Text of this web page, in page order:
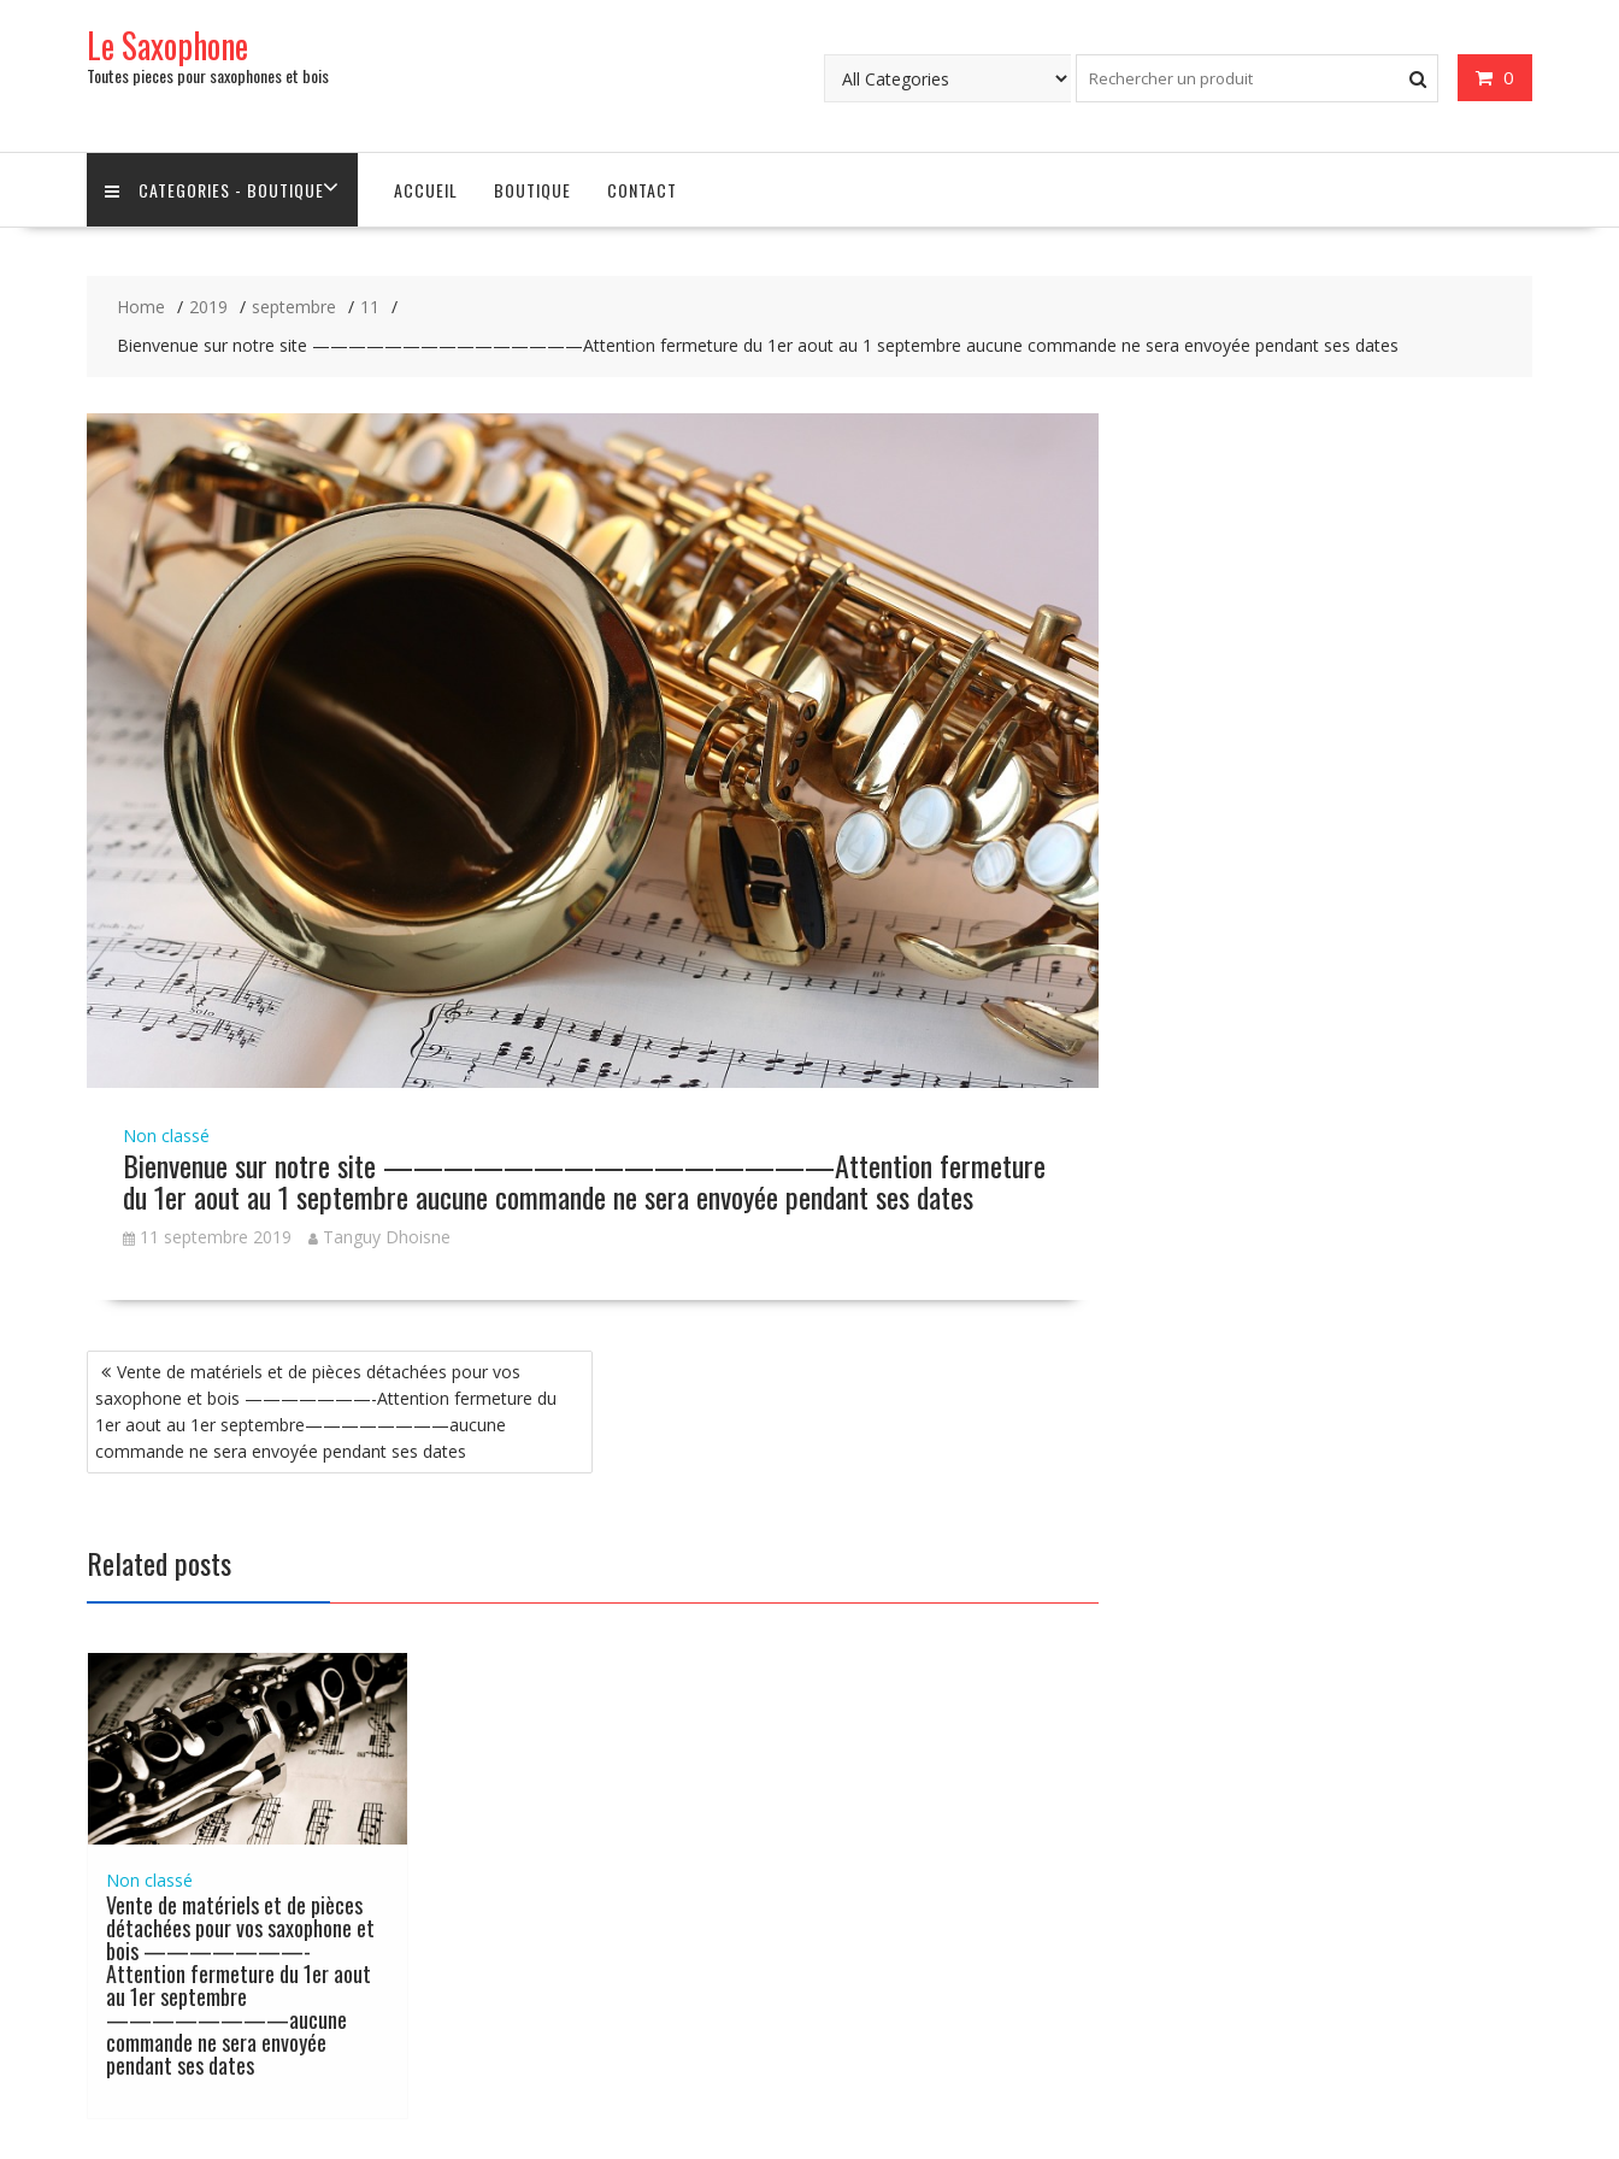
Le Saxophone
Toutes pieces pour saxophones et bois 0
CATEGORIES - BOUTIQUE ACCUEIL BOUTIQUE CONTACT
Home 2019 septembre
11
Bienvenue sur notre site ———————————————Attention fermeture du 1er aout au 1 septembre aucune commande ne sera envoyée pendant ses dates
Non classé
Bienvenue sur notre site ———————————————Attention fermeture
du 1er aout au 1 septembre aucune commande ne sera envoyée pendant ses dates
11 septembre 2019 Tanguy Dhoisne
Navigation
de
l’article
Vente de matériels et de pièces détachées pour vos
saxophone et bois ———————-Attention fermeture du
1er aout au 1er septembre————————aucune
commande ne sera envoyée pendant ses dates
Related posts
Non classé
Vente de matériels et de pièces
détachées pour vos saxophone et
bois ———————-
Attention fermeture du 1er aout
au 1er septembre
————————aucune
commande ne sera envoyée
pendant ses dates